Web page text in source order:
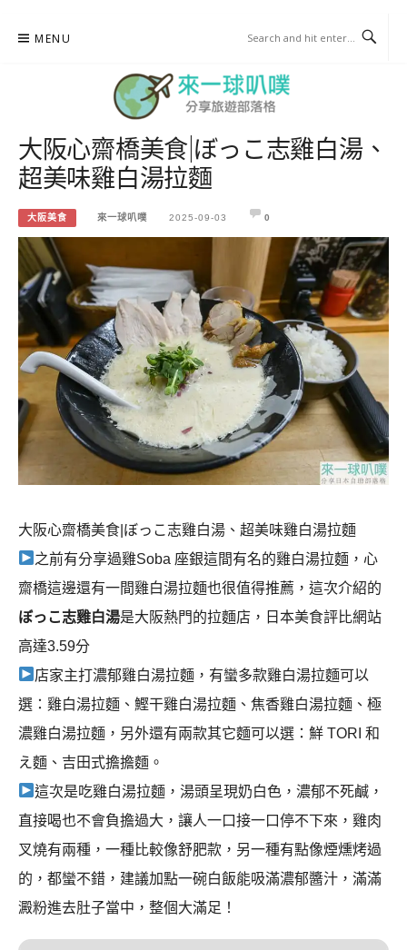
MENU
來一球叭噗
分享日本自助部落格
大阪心齋橋美食|ぼっこ志雞白湯、
超美味雞白湯拉麵
大阪美食 來一球叭噗 2025-09-03 0
大阪心齋橋美食|ぼっこ志雞白湯、超美味雞白湯拉麵
之前有分享過雞Soba 座銀這間有名的雞白湯拉麵，心
齋橋這邊還有一間雞白湯拉麵也很值得推薦，這次介紹的
ぼっこ志雞白湯是大阪熱門的拉麵店，日本美食評比網站
高達3.59分
店家主打濃郁雞白湯拉麵，有蠻多款雞白湯拉麵可以
選：雞白湯拉麵、鰹干雞白湯拉麵、焦香雞白湯拉麵、極
濃雞白湯拉麵，另外還有兩款其它麵可以選：鮮 TORI 和
え麵、吉田式擔擔麵。
這次是吃雞白湯拉麵，湯頭呈現奶白色，濃郁不死鹹，
直接喝也不會負擔過大，讓人一口接一口停不下來，雞肉
叉燒有兩種，一種比較像舒肥款，另一種有點像煙燻烤過
的，都蠻不錯，建議加點一碗白飯能吸滿濃郁醬汁，滿滿
澱粉進去肚子當中，整個大滿足！